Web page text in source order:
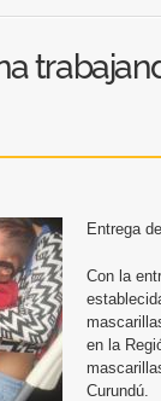
Entrega
Con la
en la
Curundú.